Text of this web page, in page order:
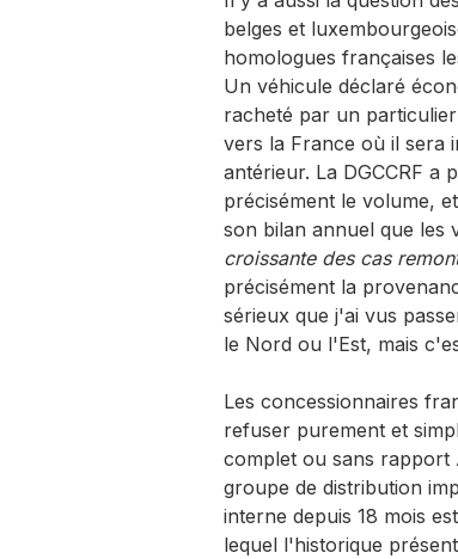
belges et
homologues françaises
Un véhicule déclaré
racheté par un
vers la France où il sera
antérieur. La DGCCRF a
précisément le volume,
son bilan annuel que les
croissante des cas
précisément la
sérieux que j'ai vus
le Nord ou l'Est, mais
Les concessionnaires
refuser purement et
complet ou sans rapport
groupe de distribution
interne depuis 18 mois
lequel l'historique